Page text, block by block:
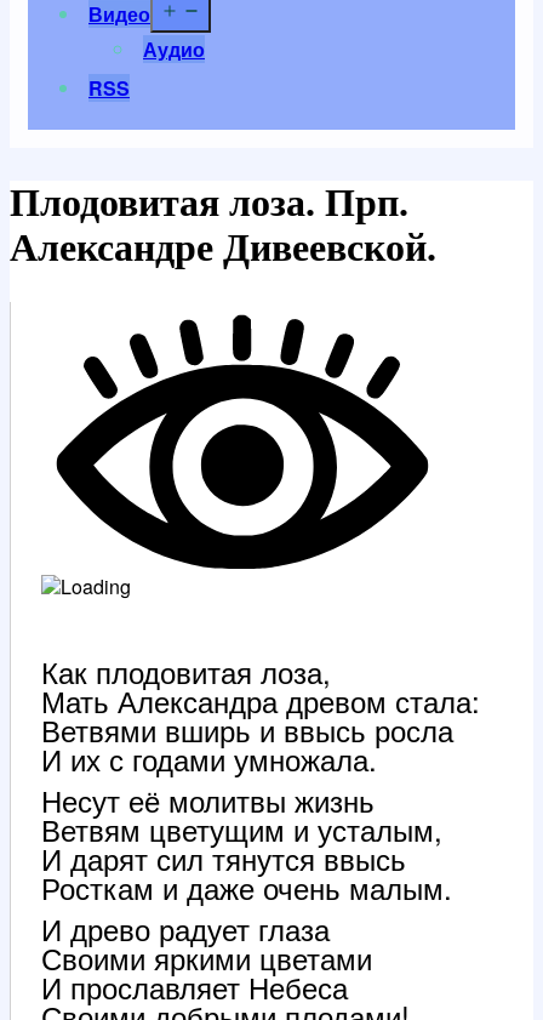
Видео
Аудио
RSS
Плодовитая лоза. Прп.
Александре Дивеевской.
Как плодовитая лоза,
Мать Александра древом стала:
Ветвями вширь и ввысь росла
И их с годами умножала.
Несут её молитвы жизнь
Ветвям цветущим и усталым,
И дарят сил тянутся ввысь
Росткам и даже очень малым.
И древо радует глаза
Своими яркими цветами
И прославляет Небеса